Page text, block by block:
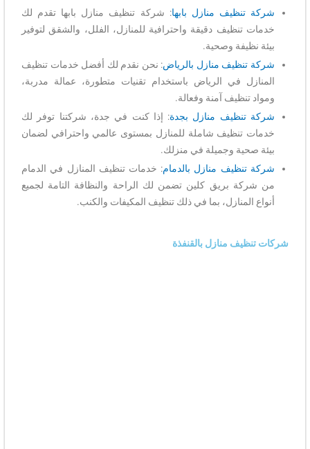
شركة تنظيف منازل بابها: شركة تنظيف منازل بابها تقدم لك
خدمات تنظيف دقيقة واحترافية للمنازل، الفلل، والشقق لتوفير
بيئة نظيفة وصحية.
شركة تنظيف منازل بالرياض: نحن نقدم لك أفضل خدمات تنظيف
المنازل في الرياض باستخدام تقنيات متطورة، عمالة مدربة،
ومواد تنظيف آمنة وفعالة.
شركة تنظيف منازل بجدة: إذا كنت في جدة، شركتنا توفر لك
خدمات تنظيف شاملة للمنازل بمستوى عالمي واحترافي لضمان
بيئة صحية وجميلة في منزلك.
شركة تنظيف منازل بالدمام: خدمات تنظيف المنازل في الدمام
من شركة بريق كلين تضمن لك الراحة والنظافة التامة لجميع
أنواع المنازل، بما في ذلك تنظيف المكيفات والكنب.
شركات تنظيف منازل بالقنفذة